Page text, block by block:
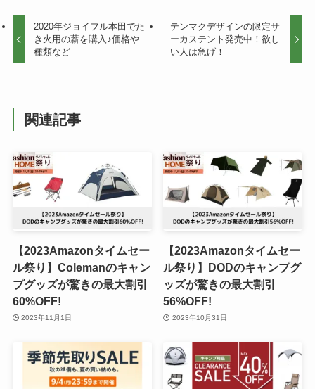
2020年ジョイフル本田でた
き火用の薪を購入♪価格や
種類など
テンマクデザインの限定サ
ーカステント発売中！欲し
い人は急げ！
関連記事
【2023Amazonタイムセー
ル祭り】Colemanのキャン
プグッズが驚きの最大割引
60%OFF!
2023年11月1日
【2023Amazonタイムセー
ル祭り】DODのキャンプグ
ッズが驚きの最大割引
56%OFF!
2023年10月31日